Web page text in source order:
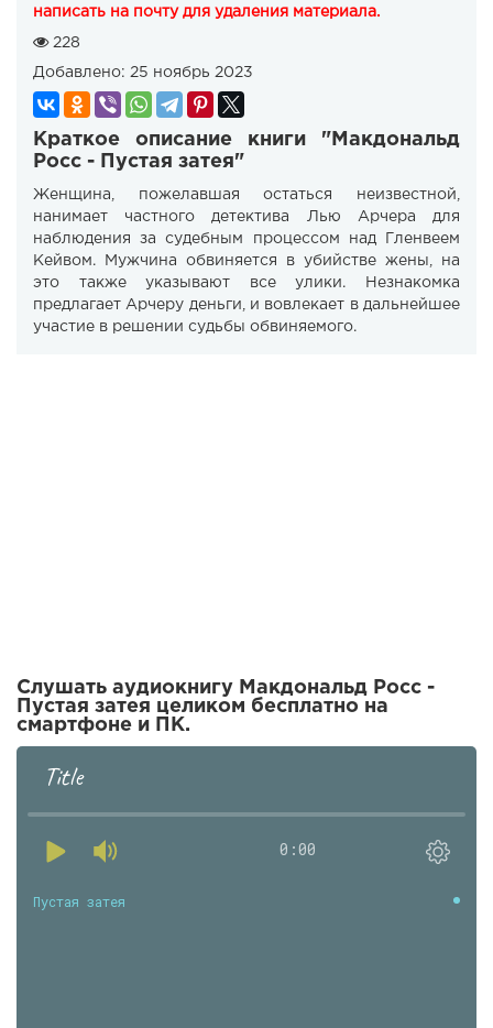
написать на почту для удаления материала.
228
Добавлено: 25 ноябрь 2023
Краткое описание книги "Макдональд
Росс - Пустая затея"
Женщина, пожелавшая остаться неизвестной,
нанимает частного детектива Лью Арчера для
наблюдения за судебным процессом над Гленвеем
Кейвом. Мужчина обвиняется в убийстве жены, на
это также указывают все улики. Незнакомка
предлагает Арчеру деньги, и вовлекает в дальнейшее
участие в решении судьбы обвиняемого.
Слушать аудиокнигу Макдональд Росс -
Пустая затея целиком бесплатно на
смартфоне и ПК.
Title
0:00
Пустая затея